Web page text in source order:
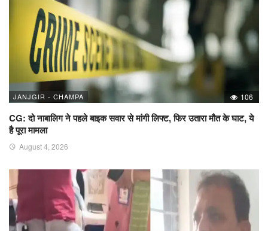
JANJGIR - CHAMPA 106
CG: दो नाबालिग ने पहले बाइक सवार से मांगी लिफ्ट, फिर उतारा मौत के घाट, ये
है पूरा मामला
August 4, 2026